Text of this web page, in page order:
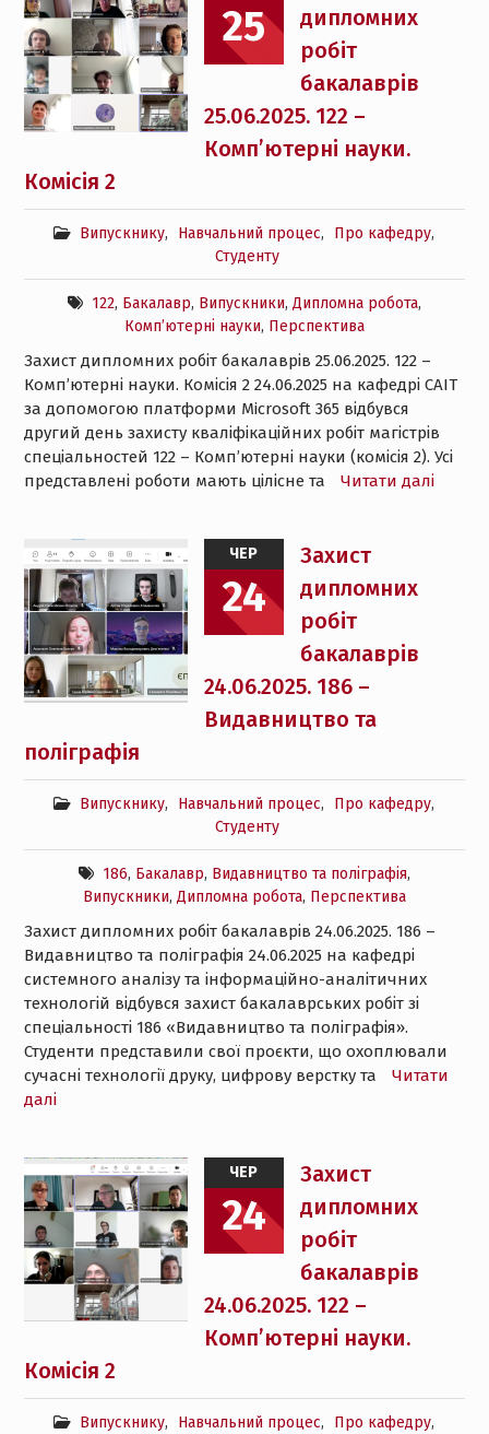
25
дипломних
робіт
бакалаврів
25.06.2025. 122 –
Комп’ютерні науки.
Комісія 2
Випускнику, Навчальний процес, Про кафедру,
Студенту
122, Бакалавр, Випускники, Дипломна робота,
Комп’ютерні науки, Перспектива
Захист дипломних робіт бакалаврів 25.06.2025. 122 –
Комп’ютерні науки. Комісія 2 24.06.2025 на кафедрі САІТ
за допомогою платформи Microsoft 365 відбувся
другий день захисту кваліфікаційних робіт магістрів
спеціальностей 122 – Комп’ютерні науки (комісія 2). Усі
представлені роботи мають цілісне та
Читати далі
ЧЕР
24
Захист
дипломних
робіт
бакалаврів
24.06.2025. 186 –
Видавництво та
поліграфія
Випускнику, Навчальний процес, Про кафедру,
Студенту
186, Бакалавр, Видавництво та поліграфія,
Випускники, Дипломна робота, Перспектива
Захист дипломних робіт бакалаврів 24.06.2025. 186 –
Видавництво та поліграфія 24.06.2025 на кафедрі
системного аналізу та інформаційно-аналітичних
технологій відбувся захист бакалаврських робіт зі
спеціальності 186 «Видавництво та поліграфія».
Студенти представили свої проєкти, що охоплювали
сучасні технології друку, цифрову верстку та
Читати
далі
ЧЕР
24
Захист
дипломних
робіт
бакалаврів
24.06.2025. 122 –
Комп’ютерні науки.
Комісія 2
Випускнику, Навчальний процес, Про кафедру,